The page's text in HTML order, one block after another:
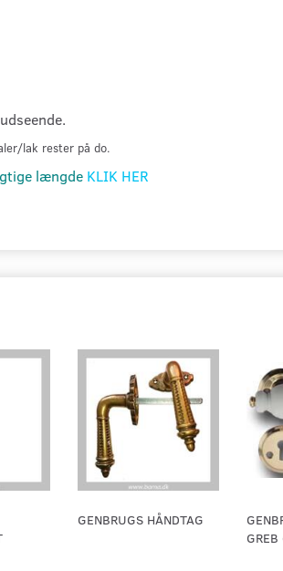
lak rester på do.
længde KLIK HER
GENBRUGS HÅNDTAG